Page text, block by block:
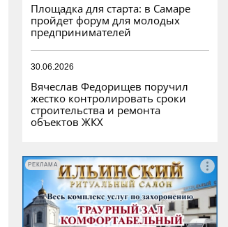
Площадка для старта: в Самаре
пройдет форум для молодых
предпринимателей
30.06.2026
Вячеслав Федорищев поручил
жестко контролировать сроки
строительства и ремонта
объектов ЖКХ
РЕКЛАМА